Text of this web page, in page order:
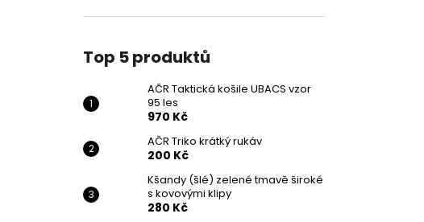
Top 5 produktů
AČR Taktická košile UBACS vzor
95 les
970 Kč
AČR Triko krátký rukáv
200 Kč
Kšandy (šlé) zelené tmavě široké
s kovovými klipy
280 Kč